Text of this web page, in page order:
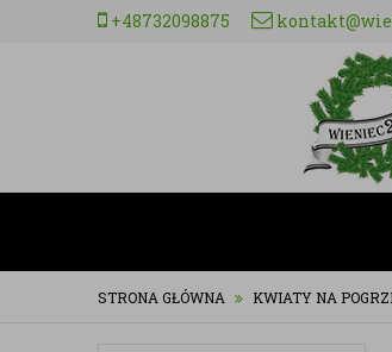
+48732098875
STRONA GŁÓWNA KWIATY NA